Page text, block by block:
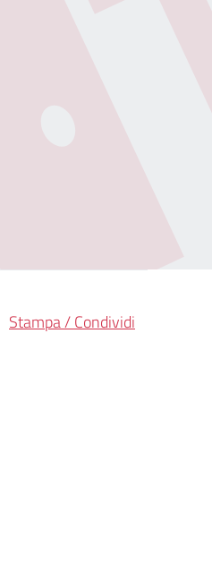
Stampa / Condividi